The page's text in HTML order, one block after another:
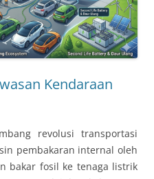
Kendaraan
revolusi transportasi
pembakaran internal oleh
bakar fosil ke tenaga listrik